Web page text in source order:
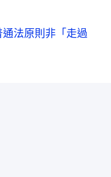
法原則非「走過